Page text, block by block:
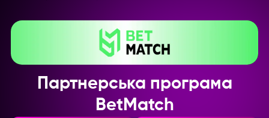
Партнерська програма
BetMatch